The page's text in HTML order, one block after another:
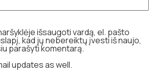
išsaugoti vardą, el. pašto
kad jų nebereiktų įvesti iš naujo,
parašyti komentarą.
updates as well.